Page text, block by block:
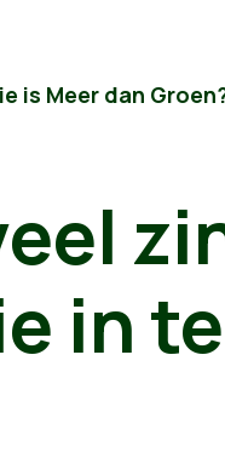
is Meer dan
in